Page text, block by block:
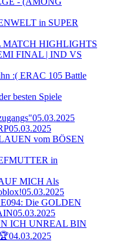
in SUPER
HIGHLIGHTS
FINAL | IND VS
:( ERAC 105 Battle
besten Spiele
05.03.2025
05.03.2025
vom BÖSEN
in
MICH Als
05.03.2025
Die GOLDEN
05.03.2025
ICH UNREAL BIN
04.03.2025